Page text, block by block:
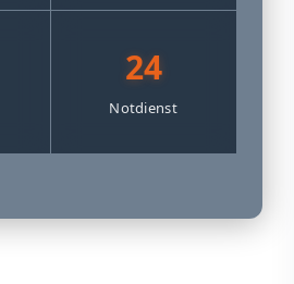
24
Notdienst